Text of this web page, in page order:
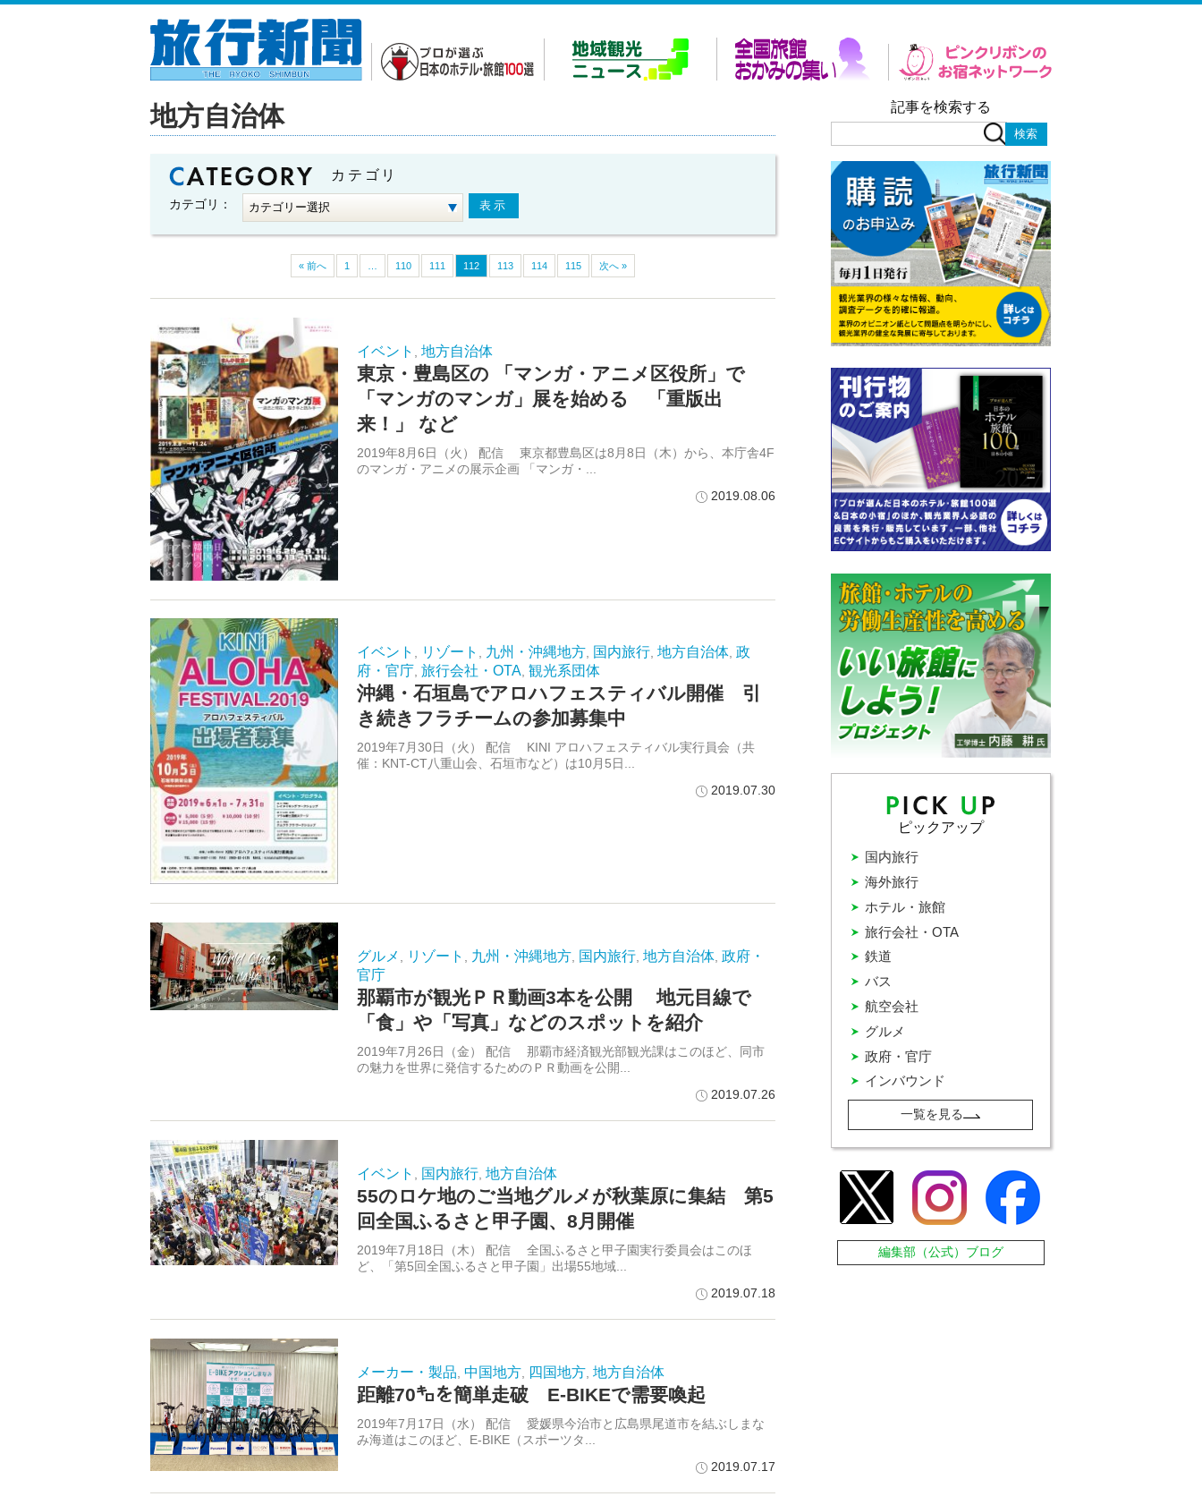
地方自治体
カテゴリ
カテゴリ：
« 前へ 1 110 111 112 113 114 115 次へ »
イベント 地方自治体
東京・豊島区の 「マンガ・アニメ区役所」で
「マンガのマンガ」展を始める 「重版出
来！」 など
2019年8月6日（火） 配信 東京都豊島区は8月8日（木）から、本庁舎4F
のマンガ・アニメの展示企画 「マンガ・...
2019.08.06
イベント , リゾート , 九州・沖縄地方, 国内旅行, 地方自治体, 政
府・官庁, 旅行会社・OTA, 観光系団体
沖縄・石垣島でアロハフェスティバル開催 引
き続きフラチームの参加募集中
2019年7月30日（火） 配信 KINI アロハフェスティバル実行員会（共
催：KNT-CT八重山会、石垣市など）は10月5日...
2019.07.30
グルメ リゾート 九州・沖縄地方, 国内旅行, 地方自治体, 政府・
官庁
那覇市が観光ＰＲ動画3本を公開 地元目線で
「食」や「写真」などのスポットを紹介
2019年7月26日（金） 配信 那覇市経済観光部観光課はこのほど、同市
の魅力を世界に発信するためのＰＲ動画を公開...
2019.07.26
イベント 国内旅行, 地方自治体
55のロケ地のご当地グルメが秋葉原に集結 第5
回全国ふるさと甲子園、8月開催
2019年7月18日（木） 配信 全国ふるさと甲子園実行委員会はこのほ
ど、「第5回全国ふるさと甲子園」出場55地域...
2019.07.18
メーカー・製品 中国地方, 四国地方, 地方自治体
距離70㌔を簡単走破 E-BIKEで需要喚起
2019年7月17日（水） 配信 愛媛県今治市と広島県尾道市を結ぶしまな
み海道はこのほど、E-BIKE（スポーツタ...
2019.07.17
記事を検索する
ピックアップ
インバウンド
グルメ
バス
ホテル・旅館
国内旅行
政府・官庁
旅行会社・OTA
海外旅行
航空会社
鉄道
一覧を見る
編集部（公式）ブログ